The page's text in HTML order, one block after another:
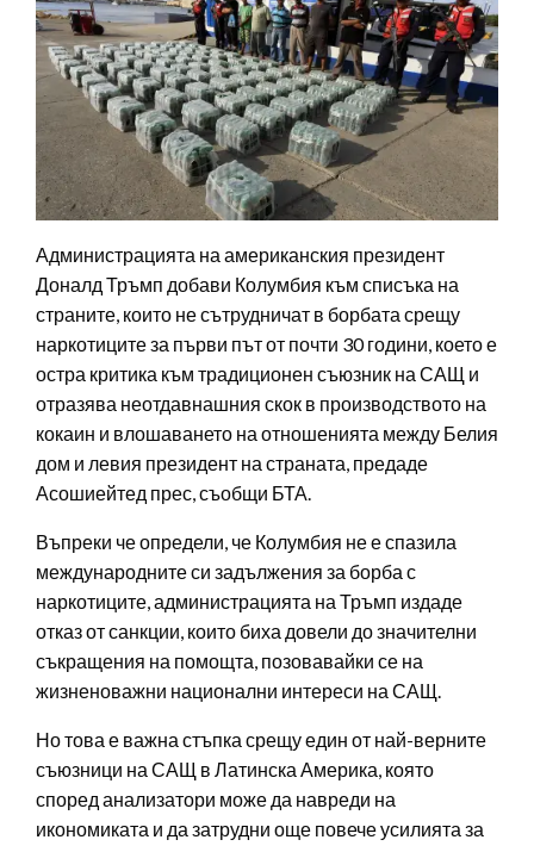
Администрацията на американския президент
Доналд Тръмп добави Колумбия към списъка на
страните, които не сътрудничат в борбата срещу
наркотиците за първи път от почти 30 години, което е
остра критика към традиционен съюзник на САЩ и
отразява неотдавнашния скок в производството на
кокаин и влошаването на отношенията между Белия
дом и левия президент на страната, предаде
Асошиейтед прес, съобщи БТА.
Въпреки че определи, че Колумбия не е спазила
международните си задължения за борба с
наркотиците, администрацията на Тръмп издаде
отказ от санкции, които биха довели до значителни
съкращения на помощта, позовавайки се на
жизненоважни национални интереси на САЩ.
Но това е важна стъпка срещу един от най-верните
съюзници на САЩ в Латинска Америка, която
според анализатори може да навреди на
икономиката и да затрудни още повече усилията за